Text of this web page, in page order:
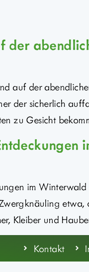
der
auf der
der sicherlich
zu Gesicht
im
etwa,
Kleiber und
Kontakt